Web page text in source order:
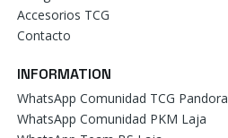
Accesorios TCG
Contacto
INFORMATION
WhatsApp Comunidad TCG Pandora
WhatsApp Comunidad PKM Laja